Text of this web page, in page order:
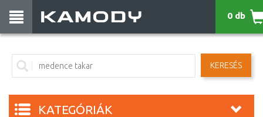
KERESÉS
0 db
KATEGÓRIÁK